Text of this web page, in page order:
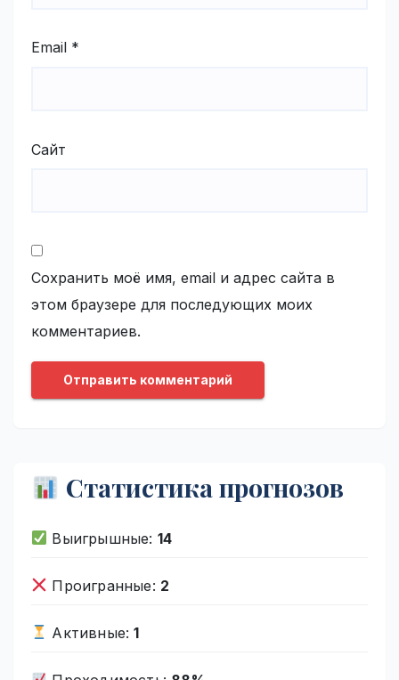
Email *
Сайт
Сохранить моё имя, email и адрес сайта в
этом браузере для последующих моих
комментариев.
Статистика прогнозов
Выигрышные: 14
Проигранные: 2
Активные:1